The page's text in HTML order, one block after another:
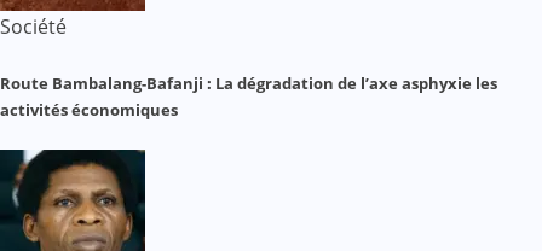
Société
Route Bambalang-Bafanji : La dégradation de l’axe asphyxie les
activités économiques